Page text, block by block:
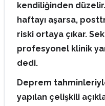
kendiliğinden
haftayı aşarsa,
riski ortaya çıkar.
profesyonel klinik
dedi.
Deprem
yapılan çelişkili